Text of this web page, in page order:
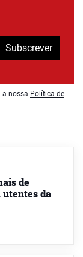
Subscrever
a nossa Política de
de
da